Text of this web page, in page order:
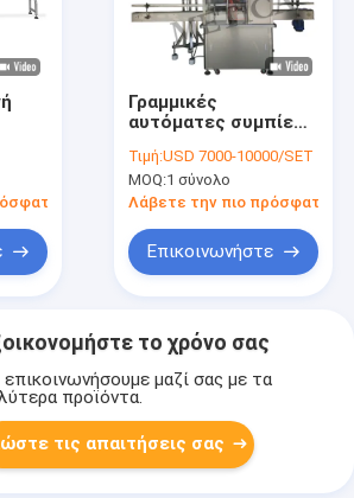
τιμή
Γραμμικές
αυτόματες συμπίεση
βιδών μπουκαλιών
πετρελαίου μηχανών
και κεφαλή κοχλίου
Τιμή:USD 7000-10000/SET
MOQ:1 σύνολο
Λάβετε την πιο πρόσφατη
Επικοινωνήστε
το χρόνο σας
μαζί σας με τα
προϊόντα.
τις απαιτήσεις σας